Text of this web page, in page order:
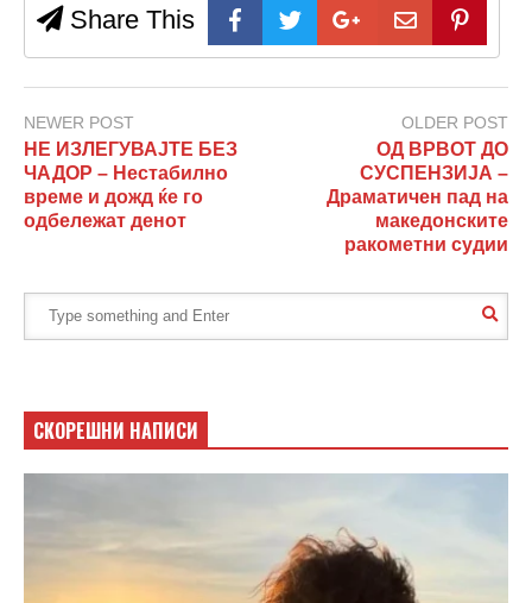
Share This
NEWER POST
НЕ ИЗЛЕГУВАЈТЕ БЕЗ
ЧАДОР – Нестабилно
време и дожд ќе го
одбележат денот
OLDER POST
ОД ВРВОТ ДО
СУСПЕНЗИЈА –
Драматичен пад на
македонските
ракометни судии
СКОРЕШНИ НАПИСИ